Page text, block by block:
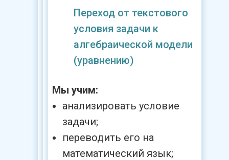
Переход от текстового
условия задачи к
алгебраической модели
(уравнению)
Мы учим:
анализировать условие
задачи;
переводить его на
математический язык;